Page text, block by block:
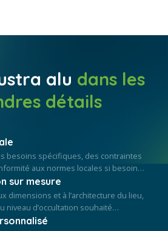
alu dans les
détails
besoins spécifiques, des contraintes
aux normes locales si besoin…
sur mesure
dimensions et à l’architecture du lieu,
niveau d’occultation souhaité…